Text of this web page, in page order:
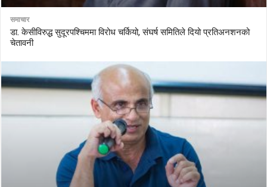
समाचार
डा. केसीविरुद्ध सुदूरपश्चिममा विरोध चर्कियो, संघर्ष समितिले दियो प्रतिअनशनको
चेतावनी